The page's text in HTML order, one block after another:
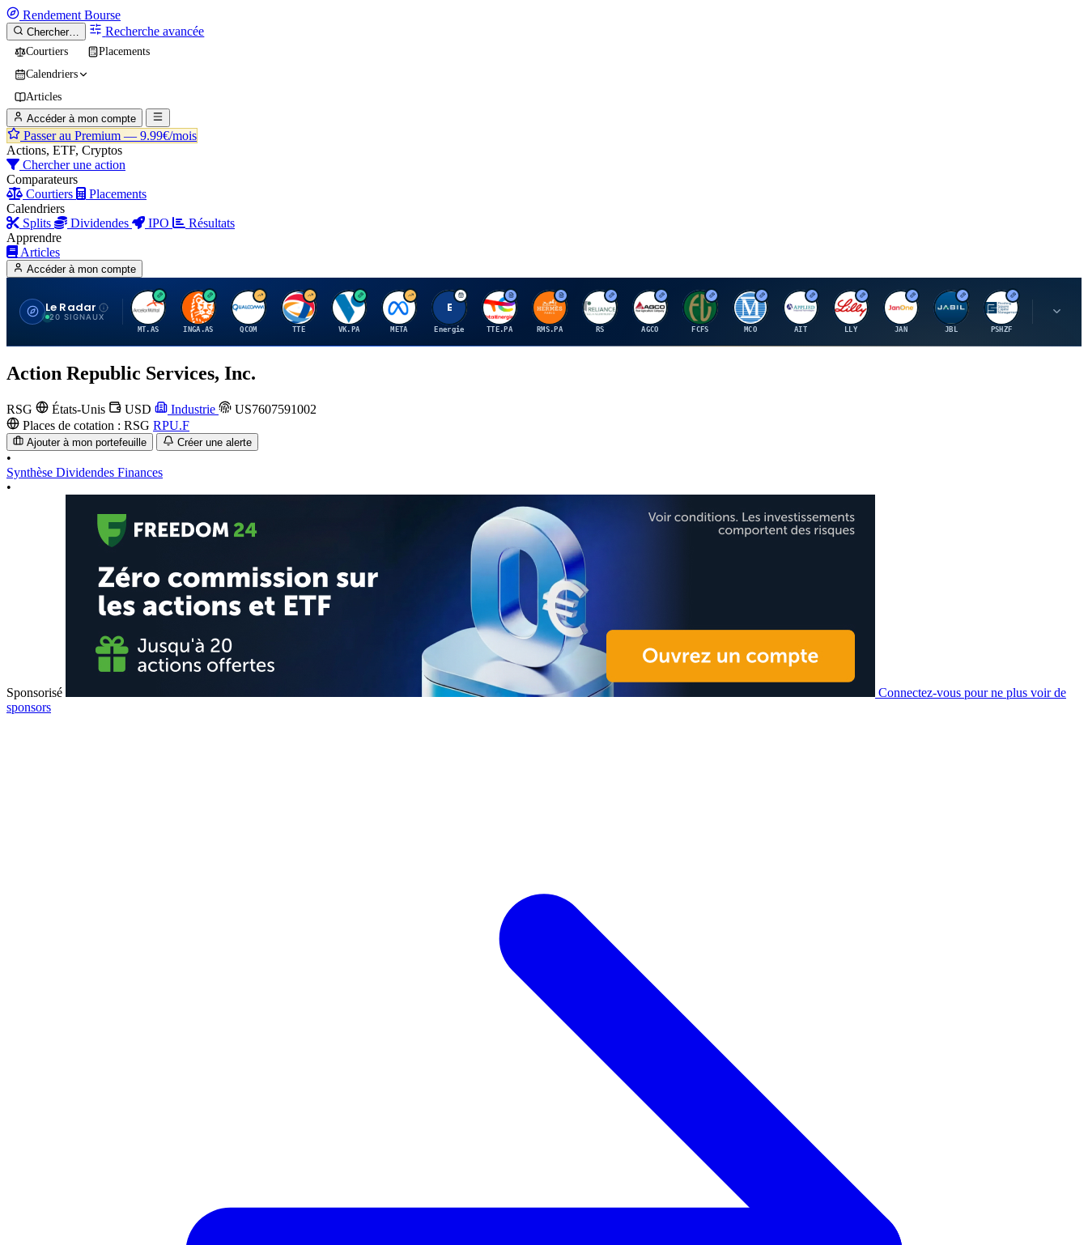
Rendement Bourse
Chercher… Recherche avancée
Courtiers
Placements
Calendriers
Articles
Accéder à mon compte
Passer au Premium — 9.99€/mois
Actions, ETF, Cryptos
Chercher une action
Comparateurs
Courtiers
Placements
Calendriers
Splits
Dividendes IPO
Résultats
Apprendre
Articles
Accéder à mon compte
Le Radar
20 SIGNAUX
A
MT.AS
I
INGA.AS
Q
QCOM
T
TTE
V
VK.PA
M
META
E
Energie
T
TTE.PA
H
RMS.PA
R
RS
A
AGCO
F
FCFS
M
MCO
A
AIT
E
LLY
J
JAN
J
JBL
P
PSHZF
O
Action Republic Services, Inc.
RSG États-Unis USD Industrie
US7607591002
Places de cotation : RSG RPU.F
Ajouter à mon portefeuille Créer une alerte
•
Synthèse Dividendes Finances
•
Sponsorisé
Connectez-vous pour ne plus voir de
sponsors